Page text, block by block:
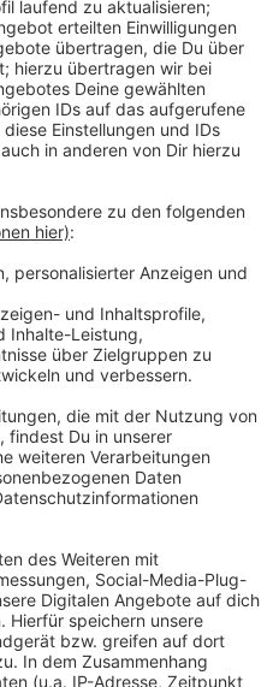
vierten Quartal dieses
08:52
Gebäude der Aconlog
der A 44, die bei
insgesamt knapp 17.000
vorne rechts. Das
das erst kürzlich
mit 2.130 qm
Seite ist der von Aconlog
und die revitalisierte